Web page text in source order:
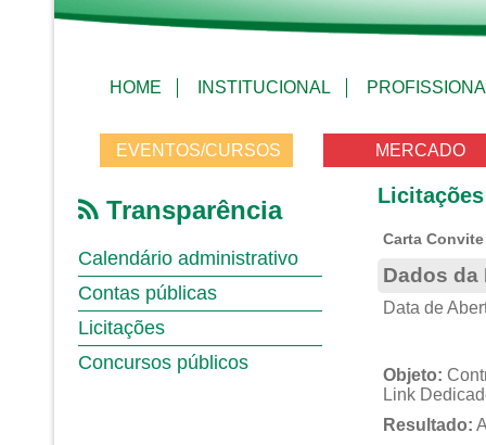
HOME INSTITUCIONAL
EVENTOS/CURSOS MERCADO
Transparência
Calendário administrativo
Contas públicas
Licitações
Concursos públicos
Carta Convite
Dados da
Data de
Objeto:
Link
Resultado: